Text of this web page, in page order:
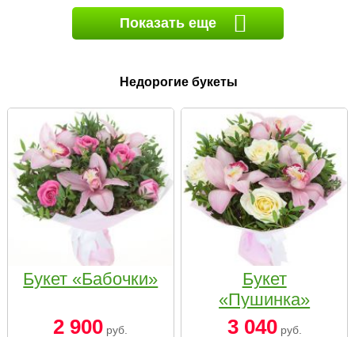
Показать еще
Недорогие букеты
Букет «Бабочки»
2 900 руб.
Букет
«Пушинка»
3 040руб.